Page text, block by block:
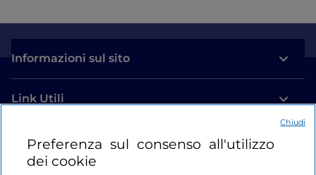
Informazioni sul sito
Link Utili
Login
Restiamo in contatto
Preferenza sul consenso all'utilizzo
dei cookie
Chiudi